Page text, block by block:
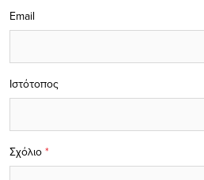
Σχόλιο *
Email
Ιστότοπος